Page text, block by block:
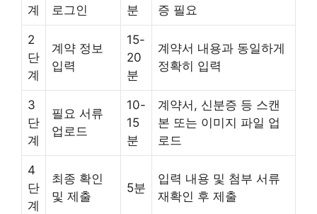
계 로그인 분 증 필요
2
단
계
계약 정보
입력
15-
20
분
계약서 내용과 동일하게
정확히 입력
3
단
계
필요 서류
업로드
10-
15
분
계약서, 신분증 등 스캔
본 또는 이미지 파일 업
로드
4
단
계
최종 확인
및 제출
5분
입력 내용 및 첨부 서류
재확인 후 제출